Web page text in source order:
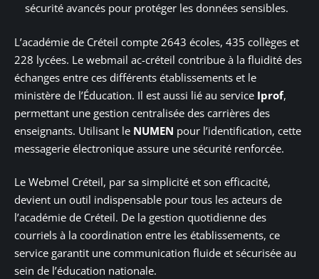
sécurité avancés pour protéger les données sensibles.
L’académie de Créteil compte 2643 écoles, 435 collèges et
228 lycées. Le webmail ac-créteil contribue à la fluidité des
échanges entre ces différents établissements et le
ministère de l’Éducation. Il est aussi lié au service Iprof,
permettant une gestion centralisée des carrières des
enseignants. Utilisant le NUMEN pour l’identification, cette
messagerie électronique assure une sécurité renforcée.
Le Webmel Créteil, par sa simplicité et son efficacité,
devient un outil indispensable pour tous les acteurs de
l’académie de Créteil. De la gestion quotidienne des
courriels à la coordination entre les établissements, ce
service garantit une communication fluide et sécurisée au
sein de l’éducation nationale.